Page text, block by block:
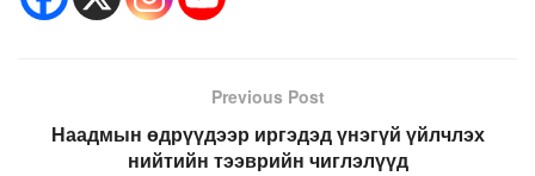
Previous Post
Наадмын өдрүүдээр иргэдэд үнэгүй үйлчлэх
нийтийн тээврийн чиглэлүүд